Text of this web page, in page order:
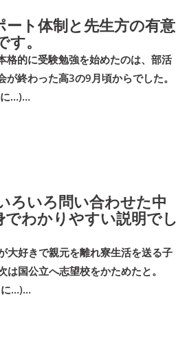
ト体制と先生方の有意
。
格的に受験勉強を始めたのは、部活
が終わった高3の9月頃からでした。
…)…
ろいろ問い合わせた中
わかりやすい説明でし
大好きで親元を離れ寮生活を送る子
は国公立へ志望校をかためたと。
に…)…